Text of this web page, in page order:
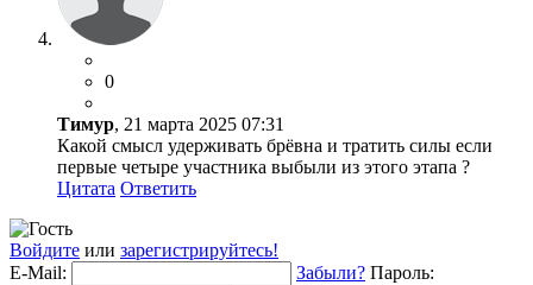
0
Тимур, 21 марта 2025 07:31
Какой смысл удерживать брёвна и тратить силы если
первые четыре участника выбыли из этого этапа ?
Цитата Ответить
Войдите или зарегистрируйтесь!
E-Mail:
Забыли? Пароль: